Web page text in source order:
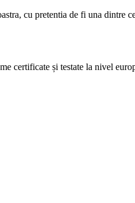
cu pretentia de fi una dintre
certificate și testate la nivel